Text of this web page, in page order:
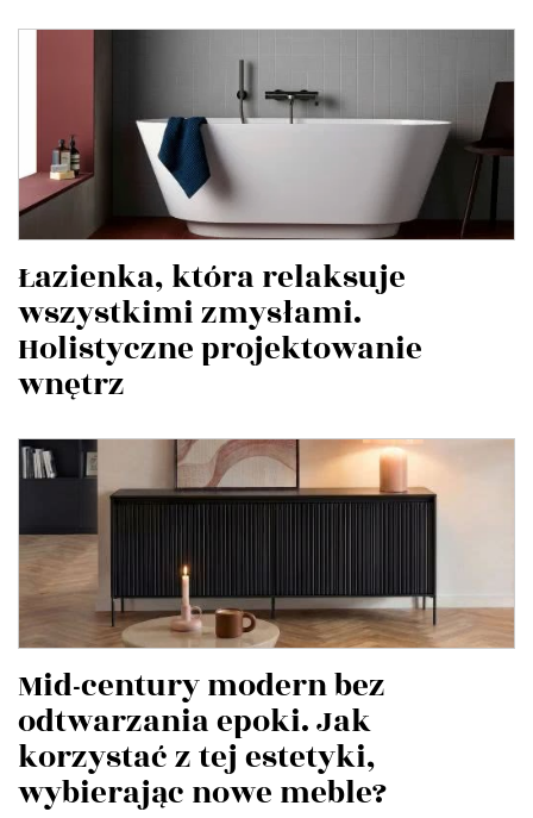
Łazienka, która relaksuje
wszystkimi zmysłami.
Holistyczne projektowanie
wnętrz
Mid-century modern bez
odtwarzania epoki. Jak
korzystać z tej estetyki,
wybierając nowe meble?